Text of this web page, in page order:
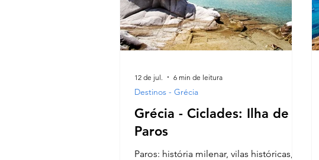
Grécia - Ciclades: Ilha de
Paros
Paros: história milenar, vilas históricas,
Destinos - Grécia
12 de jul. 6 min de leitura